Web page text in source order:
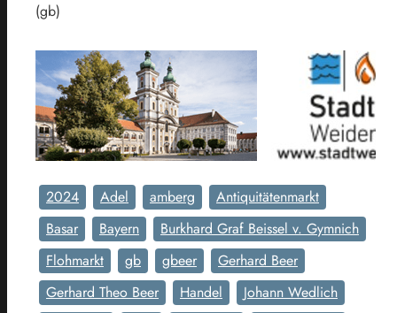
(gb)
2024 Adel amberg
Antiquitätenmarkt
Basar
Bayern
Burkhard Graf Beissel v. Gymnich
Flohmarkt
gb gbeer
Gerhard Beer
Gerhard Theo Beer
Handel
Johann Wedlich